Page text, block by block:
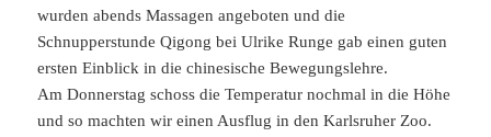
wurden abends Massagen angeboten und die
Schnupperstunde Qigong bei Ulrike Runge gab einen guten
ersten Einblick in die chinesische Bewegungslehre.
Am Donnerstag schoss die Temperatur nochmal in die Höhe
und so machten wir einen Ausflug in den Karlsruher Zoo.